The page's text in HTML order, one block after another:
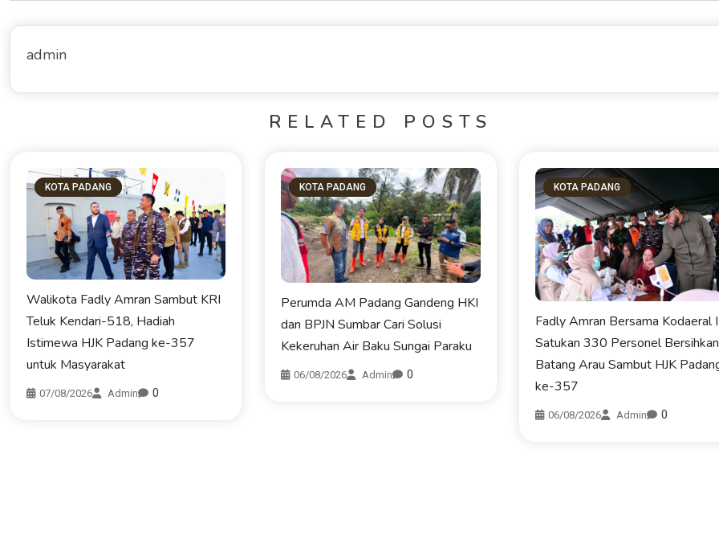
admin
RELATED POSTS
KOTA PADANG
Walikota Fadly Amran Sambut KRI
Teluk Kendari-518, Hadiah
Istimewa HJK Padang ke-357
untuk Masyarakat
07/08/2026 Admin 0
KOTA PADANG
Perumda AM Padang Gandeng HKI
dan BPJN Sumbar Cari Solusi
Kekeruhan Air Baku Sungai Paraku
06/08/2026 Admin 0
KOTA PADANG
Fadly Amran Bersama Kodaeral
Satukan 330 Personel Bersihkan
Batang Arau Sambut HJK
ke-357
06/08/2026 Admin 0